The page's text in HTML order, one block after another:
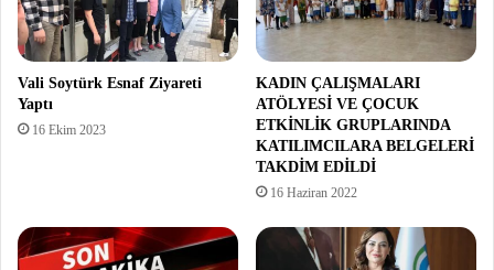
Vali Soytürk Esnaf Ziyareti
Yaptı
16 Ekim 2023
KADIN ÇALIŞMALARI
ATÖLYESİ VE ÇOCUK
ETKİNLİK GRUPLARINDA
KATILIMCILARA BELGELERİ
TAKDİM EDİLDİ
16 Haziran 2022